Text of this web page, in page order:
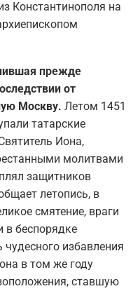
Константинополя на
прежде
от
Москву. Летом 1451
татарские
Иона,
молитвами
защитников
летопись, в
смятение, враги
в беспорядке
избавления
в том же году
ставшую